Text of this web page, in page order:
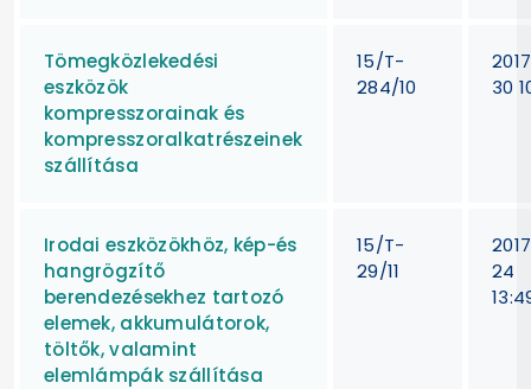
Tömegközlekedési
eszközök
kompresszorainak és
kompresszoralkatrészeinek
szállítása
15/T-
284/10
30
Irodai eszközökhöz, kép-és
hangrögzítő
berendezésekhez tartozó
elemek, akkumulátorok,
töltők, valamint
elemlámpák szállítása
15/T-
29/11
24